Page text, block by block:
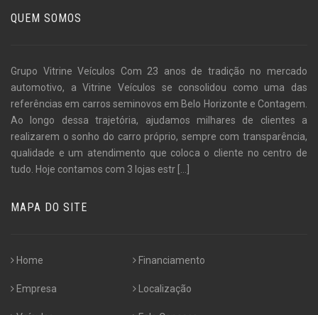
QUEM SOMOS
Grupo Vitrine Veículos Com 23 anos de tradição no mercado
automotivo, a Vitrine Veículos se consolidou como uma das
referências em carros seminovos em Belo Horizonte e Contagem.
Ao longo dessa trajetória, ajudamos milhares de clientes a
realizarem o sonho do carro próprio, sempre com transparência,
qualidade e um atendimento que coloca o cliente no centro de
tudo. Hoje contamos com 3 lojas estr [...]
MAPA DO SITE
Home
Empresa
Financiamento
Localização